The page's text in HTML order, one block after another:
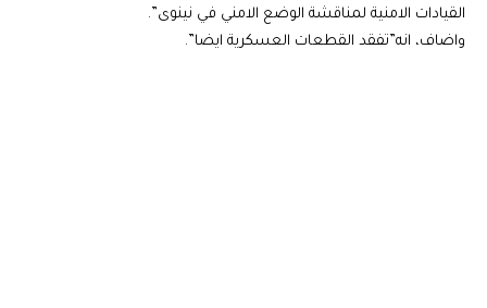
القيادات الامنية لمناقشة الوضع الامني في نينوى”.
واضاف، انه”تفقد القطعات العسكرية ايضا”.